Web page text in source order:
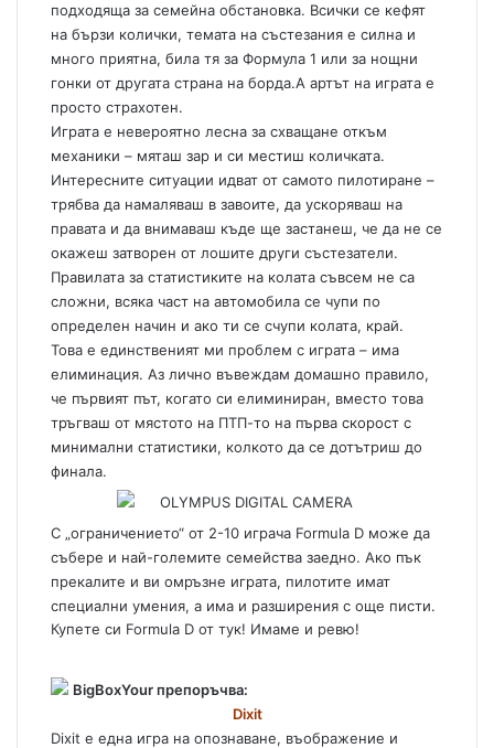
подходяща за семейна обстановка. Всички се кефят
на бързи колички, темата на състезания е силна и
много приятна, била тя за Формула 1 или за нощни
гонки от другата страна на борда.А артът на играта е
просто страхотен.
Играта е невероятно лесна за схващане откъм
механики – мяташ зар и си местиш количката.
Интересните ситуации идват от самото пилотиране –
трябва да намаляваш в завоите, да ускоряваш на
правата и да внимаваш къде ще застанеш, че да не се
окажеш затворен от лошите други състезатели.
Правилата за статистиките на колата съвсем не са
сложни, всяка част на автомобила се чупи по
определен начин и ако ти се счупи колата, край.
Това е единственият ми проблем с играта – има
елиминация. Аз лично въвеждам домашно правило,
че първият път, когато си елиминиран, вместо това
тръгваш от мястото на ПТП-то на първа скорост с
минимални статистики, колкото да се дотътриш до
финала.
С „ограничението“ от 2-10 играча Formula D може да
събере и най-големите семейства заедно. Ако пък
прекалите и ви омръзне играта, пилотите имат
специални умения, а има и разширения с още писти.
Купете си Formula D от тук! Имаме и ревю!
BigBoxYour препоръчва:
Dixit
Dixit е една игра на опознаване, въображение и